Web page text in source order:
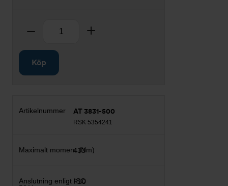
Ta bort
Köp
AT 3831-500
RSK 5354241
433
F10